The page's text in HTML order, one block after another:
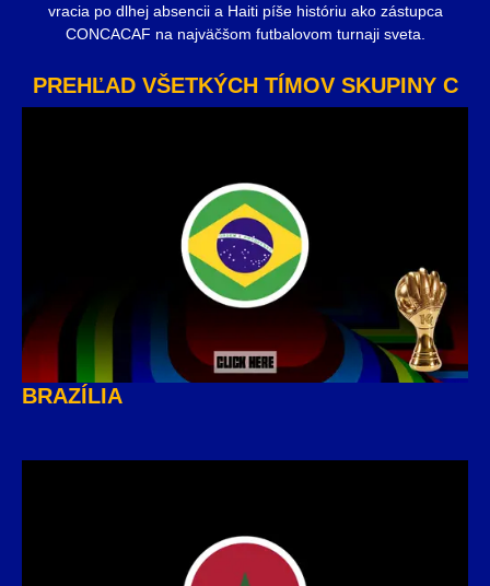
vracia po dlhej absencii a Haiti píše históriu ako zástupca
CONCACAF na najväčšom futbalovom turnaji sveta.
PREHĽAD VŠETKÝCH TÍMOV SKUPINY C
BRAZÍLIA